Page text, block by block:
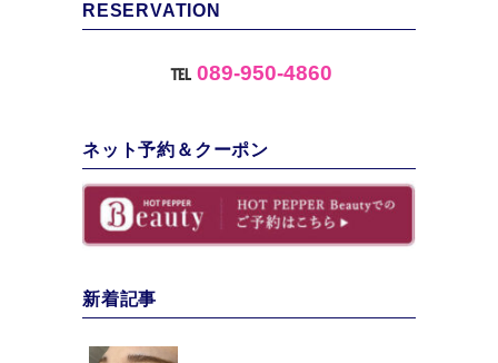
RESERVATION
℡ 089-950-4860
ネット予約＆クーポン
新着記事